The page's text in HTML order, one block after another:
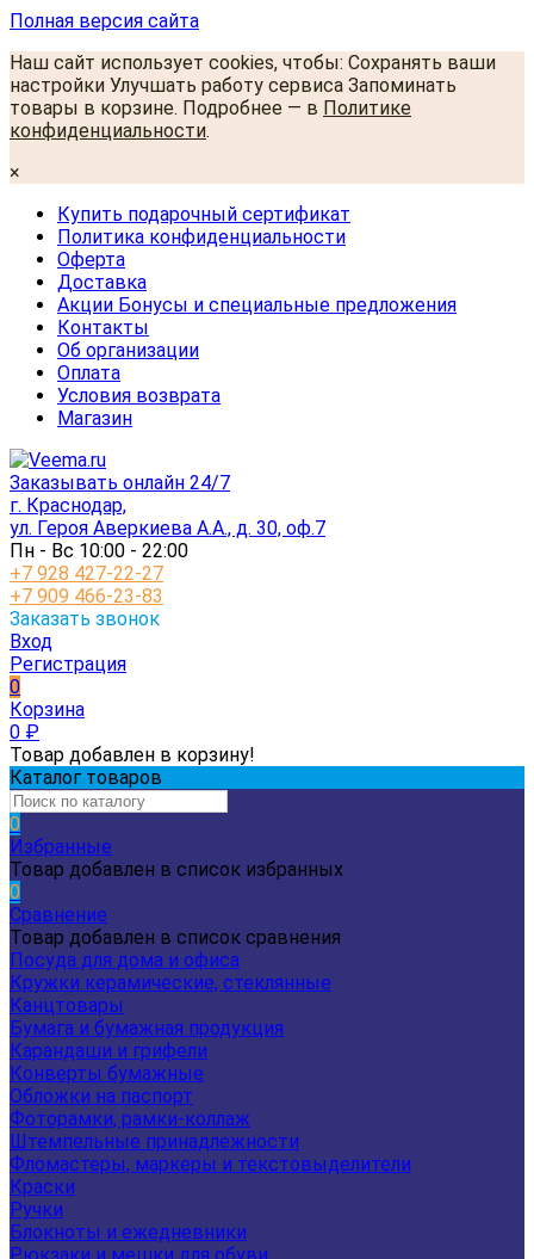
Полная версия сайта
Наш сайт использует cookies, чтобы: Сохранять ваши
настройки Улучшать работу сервиса Запоминать
товары в корзине. Подробнее — в Политике
конфиденциальности.
×
Купить подарочный сертификат
Политика конфиденциальности
Оферта
Доставка
Акции Бонусы и специальные предложения
Контакты
Об организации
Оплата
Условия возврата
Магазин
Заказывать онлайн 24/7
г. Краснодар,
ул. Героя Аверкиева А.А., д. 30, оф.7
Пн - Вс 10:00 - 22:00
+7 928 427-22-27
+7 909 466-23-83
Заказать звонок
Вход
Регистрация
0
Корзина
0 ₽
Товар добавлен в корзину!
Каталог товаров
0
Избранные
Товар добавлен в список избранных
0
Сравнение
Товар добавлен в список сравнения
Посуда для дома и офиса
Кружки керамические, стеклянные
Канцтовары
Бумага и бумажная продукция
Карандаши и грифели
Конверты бумажные
Обложки на паспорт
Фоторамки, рамки-коллаж
Штемпельные принадлежности
Фломастеры, маркеры и текстовыделители
Краски
Ручки
Блокноты и ежедневники